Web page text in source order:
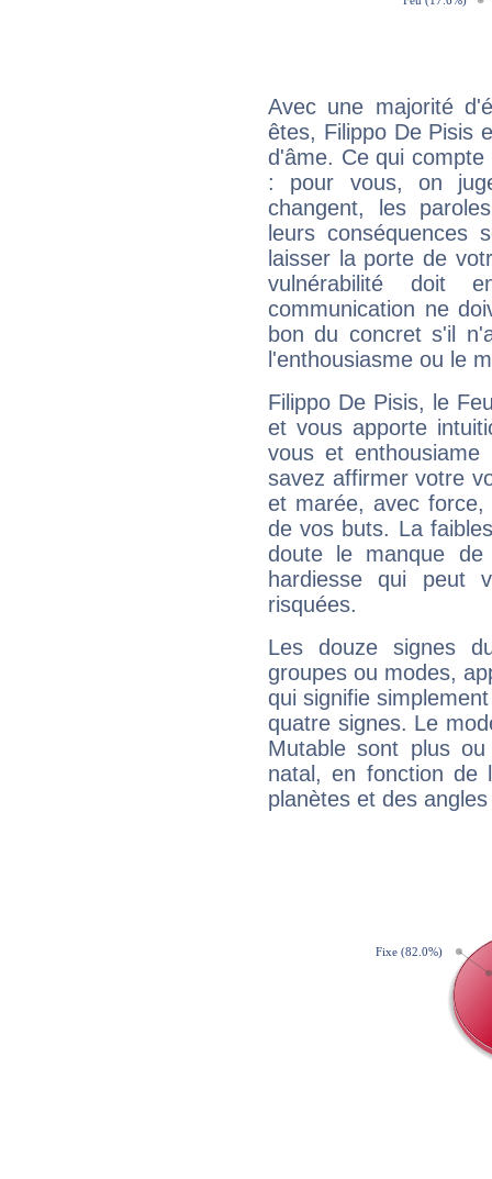
Avec une majorité
êtes, Filippo De Pisis
d'âme. Ce qui
: pour vous, on
changent, les
leurs conséquences
laisser la porte de
vulnérabilité doit
communication ne
bon du concret s'il
l'enthousiasme ou le
Filippo De Pisis, le
et vous apporte
vous et
savez affirmer votre
et marée, avec
de vos buts. La
doute le manque
hardiesse qui peut
risquées.
Les douze signes
groupes ou modes,
qui signifie
quatre signes. Le
Mutable sont plus
natal, en fonction de
planètes et des